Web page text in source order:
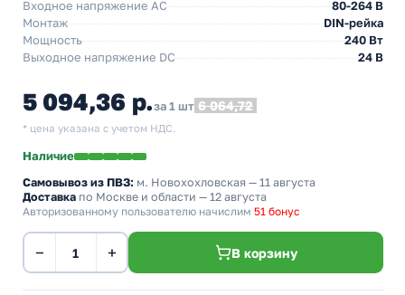
Входное напряжение AC
80-264 В
Монтаж
DIN-рейка
Мощность
240 Вт
Выходное напряжение DC
24 В
5 094,36 р.за 1 шт 6 064,72
* цена указана с учетом НДС.
Наличие
Самовывоз из ПВЗ: м. Новохохловская — 11 августа
Доставка по Москве и области — 12 августа
Авторизованному пользователю начислим 51 бонус
− + В корзину